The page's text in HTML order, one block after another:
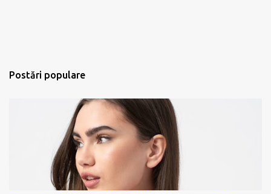
Postări populare